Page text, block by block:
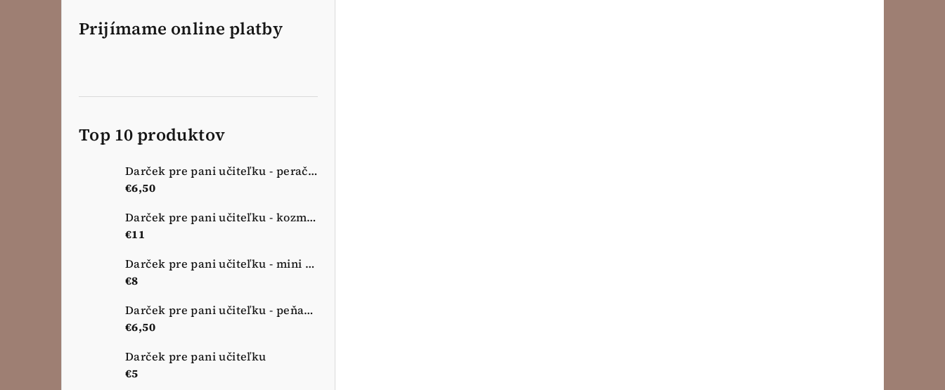
Prijímame online platby
Top 10 produktov
Darček pre pani učiteľku - peračník - ružová lúka
€6,50
Darček pre pani učiteľku - kozmetická taštička - nová lúka
€11
Darček pre pani učiteľku - mini kozmetická taštička - nová lúka
€8
Darček pre pani učiteľku - peňaženka - nová lúka
€6,50
Darček pre pani učiteľku
€5